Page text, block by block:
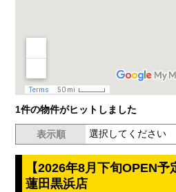
1件の物件がヒットしました
表示順
【2026年8月下旬OPEN
蓮田黒浜店